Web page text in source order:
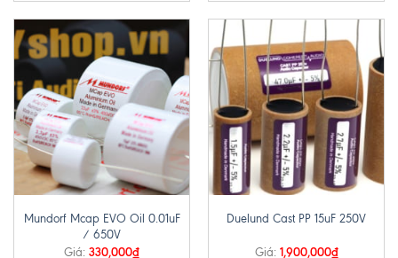
Mundorf Mcap EVO Oil 0.01uF
/ 650V
Giá: 330,000₫
Duelund Cast PP 15uF 250V
Giá: 1,900,000₫